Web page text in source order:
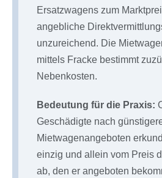
Ersatzwagens zum
angebliche
unzureichend. Die
mittels Fracke bestimmt
Nebenkosten.
Bedeutung für die Praxis:
Geschädigte nach
Mietwagenangeboten
einzig und allein vom Preis
ab, den er angeboten